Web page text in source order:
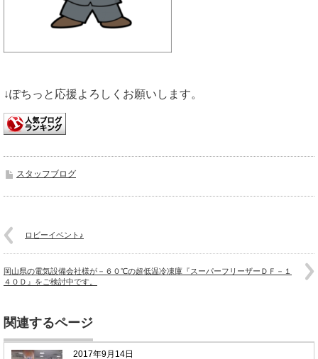
↓ぽちっと応援よろしくお願いします。
スタッフブログ
ロビーイベント♪
岡山県の電気設備会社様が－６０℃の超低温冷凍庫『スーパーフリーザーＤＦ－１
４０Ｄ』をご検討中です。
関連するページ
2017年9月14日